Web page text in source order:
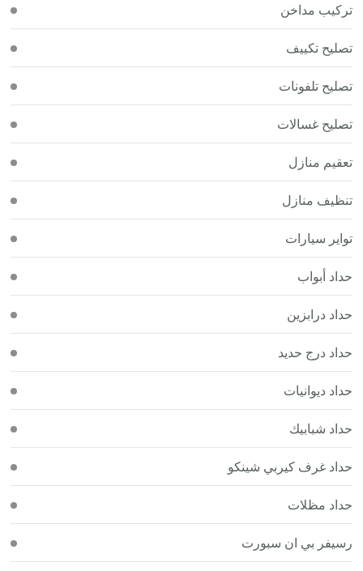
تركيب مداخن
تصليح تكييف
تصليح تلفونات
تصليح غسالات
تعقيم منازل
تنظيف منازل
تواير سيارات
حداد أبواب
حداد درابزين
حداد درج حديد
حداد ديوانيات
حداد شبابيك
حداد غرف كيربي شينكو
حداد مظلات
رسيفر بي ان سبورت